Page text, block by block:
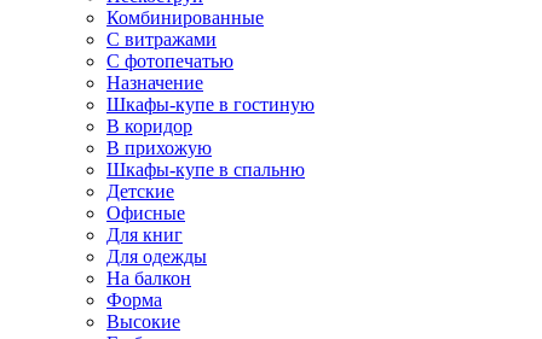
Комбинированные
С витражами
С фотопечатью
Назначение
Шкафы-купе в гостиную
В коридор
В прихожую
Шкафы-купе в спальню
Детские
Офисные
Для книг
Для одежды
На балкон
Форма
Высокие